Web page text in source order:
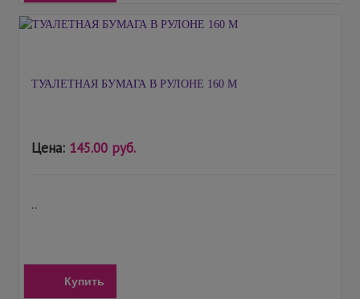
ТУАЛЕТНАЯ БУМАГА В РУЛОНЕ 160 М
Цена: 145.00 руб.
..
Купить